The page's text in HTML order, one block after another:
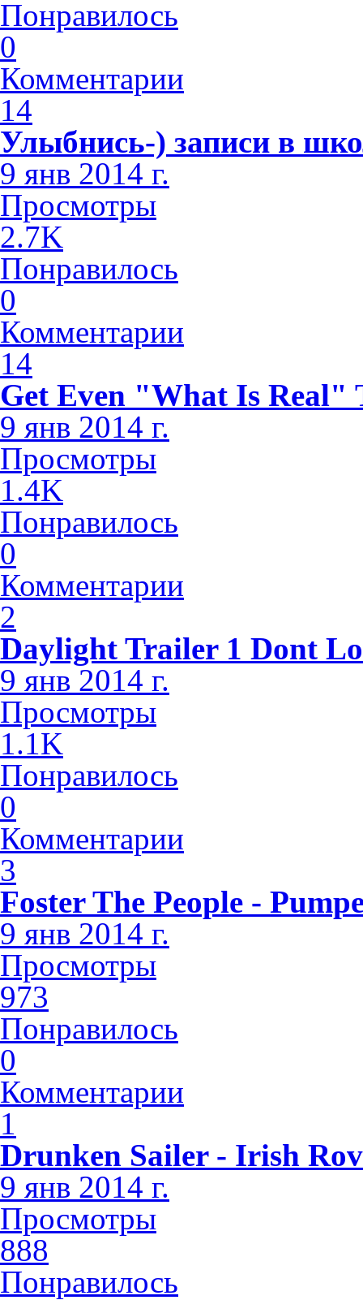
Понравилось
0
Комментарии
14
Улыбнись-) записи в
9 янв 2014 г.
Просмотры
2.7K
Понравилось
0
Комментарии
14
Get Even "What Is Real"
9 янв 2014 г.
Просмотры
1.4K
Понравилось
0
Комментарии
2
Daylight Trailer 1 Dont
9 янв 2014 г.
Просмотры
1.1K
Понравилось
0
Комментарии
3
Foster The People -
9 янв 2014 г.
Просмотры
973
Понравилось
0
Комментарии
1
Drunken Sailer - Irish
9 янв 2014 г.
Просмотры
888
Понравилось